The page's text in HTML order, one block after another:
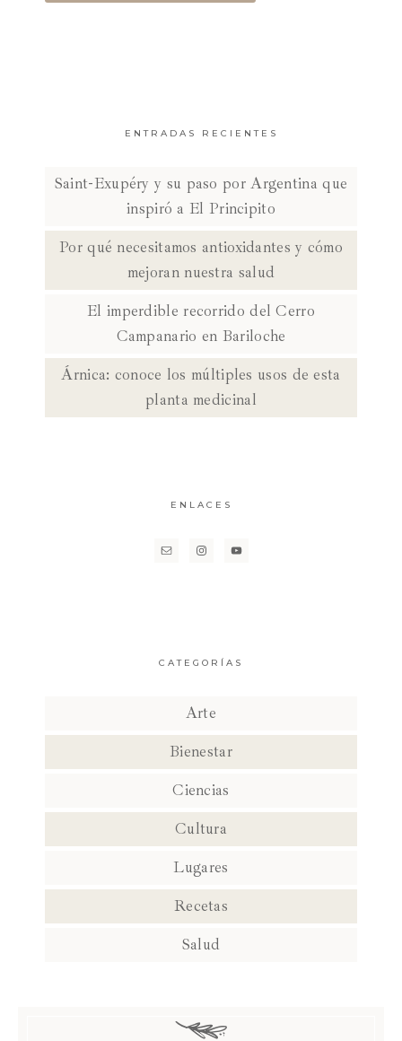
ENTRADAS RECIENTES
Saint-Exupéry y su paso por Argentina que
inspiró a El Principito
Por qué necesitamos antioxidantes y cómo
mejoran nuestra salud
El imperdible recorrido del Cerro
Campanario en Bariloche
Árnica: conoce los múltiples usos de esta
planta medicinal
ENLACES
CATEGORÍAS
Arte
Bienestar
Ciencias
Cultura
Lugares
Recetas
Salud